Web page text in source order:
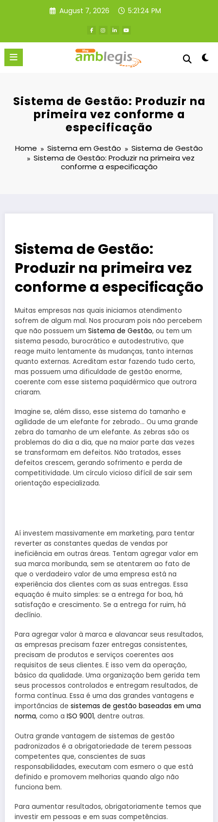
August 7, 2026 5:21:25 PM
Sistema de Gestão: Produzir na
primeira vez conforme a
especificação
Home Sistema em Gestão
Sistema de Gestão
Sistema de Gestão: Produzir na primeira vez
conforme a especificação
Sistema de Gestão:
Produzir na primeira vez
conforme a especificação
Muitas empresas nas quais iniciamos atendimento
sofrem de algum mal. Nos procuram pois não percebem
que não possuem um Sistema de Gestão, ou tem um
sistema pesado, burocrático e autodestrutivo, que
reage muito lentamente às mudanças, tanto internas
quanto externas. Acreditam estar fazendo tudo certo,
mas possuem uma dificuldade de gestão enorme,
coerente com esse sistema paquidérmico que outrora
criaram.
Imagine se, além disso, esse sistema do tamanho e
agilidade de um elefante for zebrado… Ou uma grande
zebra do tamanho de um elefante. As zebras são os
problemas do dia a dia, que na maior parte das vezes
se transformam em defeitos. Não tratados, esses
defeitos crescem, gerando sofrimento e perda de
competitividade. Um círculo vicioso difícil de sair sem
orientação especializada.
Aí investem massivamente em marketing, para tentar
reverter as constantes quedas de vendas por
ineficiência em outras áreas. Tentam agregar valor em
sua marca moribunda, sem se atentarem ao fato de
que o verdadeiro valor de uma empresa está na
experiência dos clientes com as suas entregas. Essa
equação é muito simples: se a entrega for boa, há
satisfação e crescimento. Se a entrega for ruim, há
declínio.
Para agregar valor à marca e alavancar seus resultados,
as empresas precisam fazer entregas consistentes,
precisam de produtos e serviços coerentes aos
requisitos de seus clientes. E isso vem da operação,
básico da qualidade. Uma organização bem gerida tem
seus processos controlados e entregam resultados, de
forma contínua. Essa é uma das grandes vantagens e
importâncias de sistemas de gestão baseadas em uma
norma, como a ISO 9001, dentre outras.
Outra grande vantagem de sistemas de gestão
padronizados é a obrigatoriedade de terem pessoas
competentes que, conscientes de suas
responsabilidades, executam com esmero o que está
definido e promovem melhorias quando algo não
funciona bem.
Para aumentar resultados, obrigatoriamente temos que
investir em pessoas e em suas competências.